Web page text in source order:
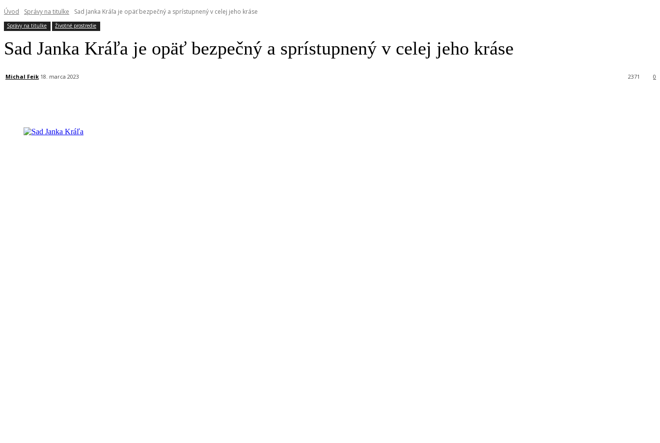
Úvod Správy na titulke Sad Janka Kráľa je opäť bezpečný a sprístupnený v celej jeho kráse
Správy na titulke Životné prostredie
Sad Janka Kráľa je opäť bezpečný a sprístupnený v celej jeho kráse
Michal Feik 18. marca 2023 0
2371